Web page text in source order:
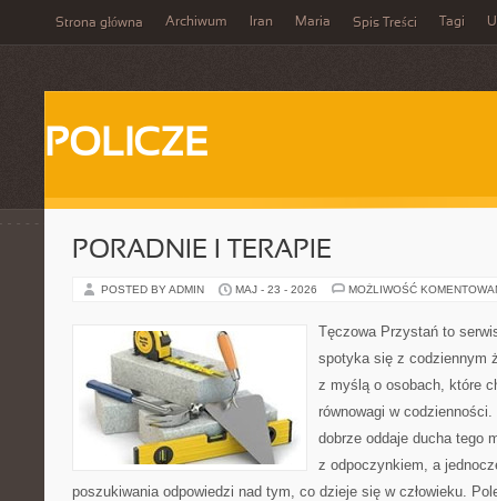
Strona główna Archiwum Iran Maria Spis Treści Tagi
POLICZE
PORADNIE I TERAPIE
POSTED BY ADMIN MAJ - 23 - 2026 MOŻLIWOŚĆ
Tęczowa Przystań to
spotyka się z codziennym
z myślą o osobach, które
równowagi w
dobrze oddaje ducha tego
z odpoczynkiem, a
poszukiwania odpowiedzi nad tym, co dzieje się w człowieku.